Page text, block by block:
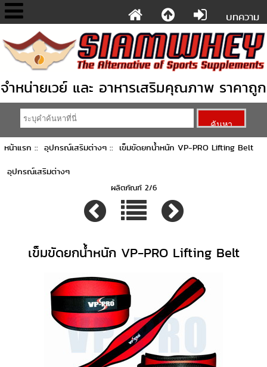
บทความ
จำหน่ายเวย์ และ อาหารเสริมคุณภาพ ราคาถูก
หน้าแรก ::อุปกรณ์เสริมต่างๆ :: เข็มขัดยกน้ำหนัก VP-PRO Lifting Belt
อุปกรณ์เสริมต่างๆ
ผลิตภัณฑ์ 2/6
เข็มขัดยกน้ำหนัก VP-PRO Lifting Belt